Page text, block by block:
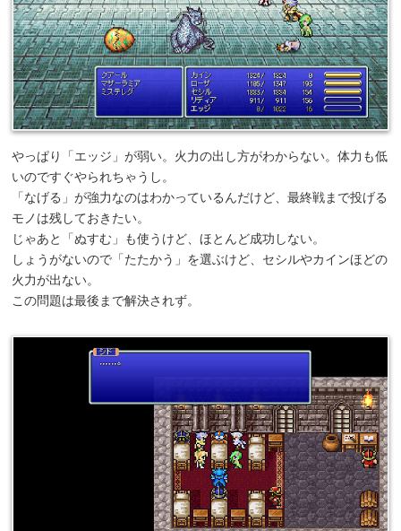
やっぱり「エッジ」が弱い。火力の出し方がわからない。体力も低
いのですぐやられちゃうし。
「なげる」が強力なのはわかっているんだけど、最終戦まで投げる
モノは残しておきたい。
じゃあと「ぬすむ」も使うけど、ほとんど成功しない。
しょうがないので「たたかう」を選ぶけど、セシルやカインほどの
火力が出ない。
この問題は最後まで解決されず。